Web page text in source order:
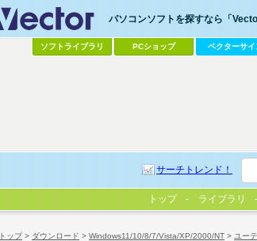
トップ> ダウンロード > Windows11/10/8/7/Vista/XP/2000/NT > ユー
パソコンソフトを探すなら「
ソフトライブラリ PCショップ ベクターサイ
サーチトレンド！
トップ ライブラリ